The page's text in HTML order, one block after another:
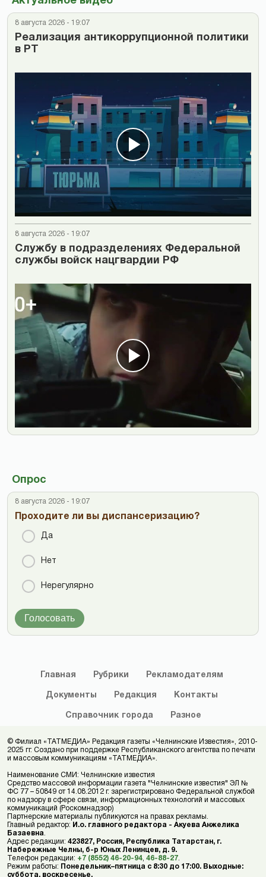
8 августа 2026 - 19:07
Реализация антикоррупционной политики
в РТ
8 августа 2026 - 19:07
Cлужбу в подразделениях Федеральной
службы войск нацгвардии РФ
Опрос
8 августа 2026 - 19:07
Проходите ли вы диспансеризацию?
Да
Нет
Нерегулярно
Голосовать
Главная Рубрики Рекламодателям
Документы Редакция Контакты
Справочник города Разное
© Филиал «ТАТМЕДИА» Редакция газеты «Челнинские Известия», 2010-
2025 гг. Создано при поддержке Республиканского агентства по печати
и массовым коммуникациям «ТАТМЕДИА».
Наименование СМИ: Челнинские известия
Средство массовой информации газета "Челнинские известия" ЭЛ №
ФС 77 – 50849 от 14.08.2012 г. зарегистрировано Федеральной службой
по надзору в сфере связи, информационных технологий и массовых
коммуникаций (Роскомнадзор)
Партнерские материалы публикуются на правах рекламы.
Главный редактор: И.о. главного редактора - Акуева Анжелика
Базаевна
Адрес редакции: 423827, Россия, Республика Татарстан, г.
Набережные Челны, б-р Юных Ленинцев, д. 9.
Телефон редакции: +7 (8552) 46-20-94 46-88-27
Режим работы: Понедельник–пятница с 8:30 до 17:00. Выходные:
суббота, воскресенье.